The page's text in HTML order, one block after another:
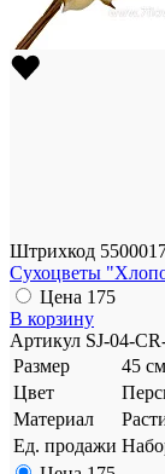
Штрихкод
Сухоцветы
Цена 175
В корзину
Артикул SJ-04-
Размер
45 см
Цвет
Материал
Ед. продажи